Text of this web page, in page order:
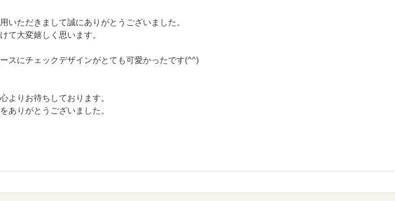
いただきまして誠にありがとうございました。
て大変嬉しく思います。
スにチェックデザインがとても可愛かったです(^^)
よりお待ちしております。
ありがとうございました。